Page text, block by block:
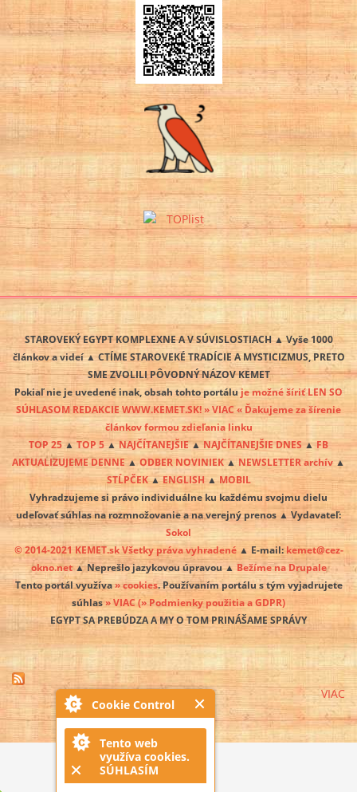
Cookie Control
Tento web
využíva cookies.
SÚHLASÍM
STAROVEKÝ EGYPT KOMPLEXNE A V SÚVISLOSTIACH ▲ Vyše 1000
článkov a videí ▲ CTÍME STAROVEKÉ TRADÍCIE A MYSTICIZMUS, PRETO
SME ZVOLILI PÔVODNÝ NÁZOV KEMET
Pokiaľ nie je uvedené inak, obsah tohto portálu je možné šíriť LEN SO
SÚHLASOM REDAKCIE WWW.KEMET.SK! » VIAC « Ďakujeme za šírenie
článkov formou zdieľania linku
TOP 25 ▲ TOP 5▲NAJČÍTANEJŠIE▲NAJČÍTANEJŠIE DNES ▲FB
AKTUALIZUJEME DENNE▲ODBER NOVINIEK▲ NEWSLETTER archív ▲
STĹPČEK▲ENGLISH▲MOBIL
Vyhradzujeme si právo individuálne ku každému svojmu dielu
udeľovať súhlas na rozmnožovanie a na verejný prenos ▲ Vydavateľ:
Sokol
© 2014-2021 KEMET.sk Všetky práva vyhradené▲ E-mail: kemet@cez-
okno.net▲ Neprešlo jazykovou úpravou ▲ Bežíme na Drupale
Tento portál využíva» cookies. Používaním portálu s tým vyjadrujete
súhlas» VIAC(» Podmienky použitia a GDPR)
EGYPT SA PREBÚDZA A MY O TOM PRINÁŠAME SPRÁVY
VIAC